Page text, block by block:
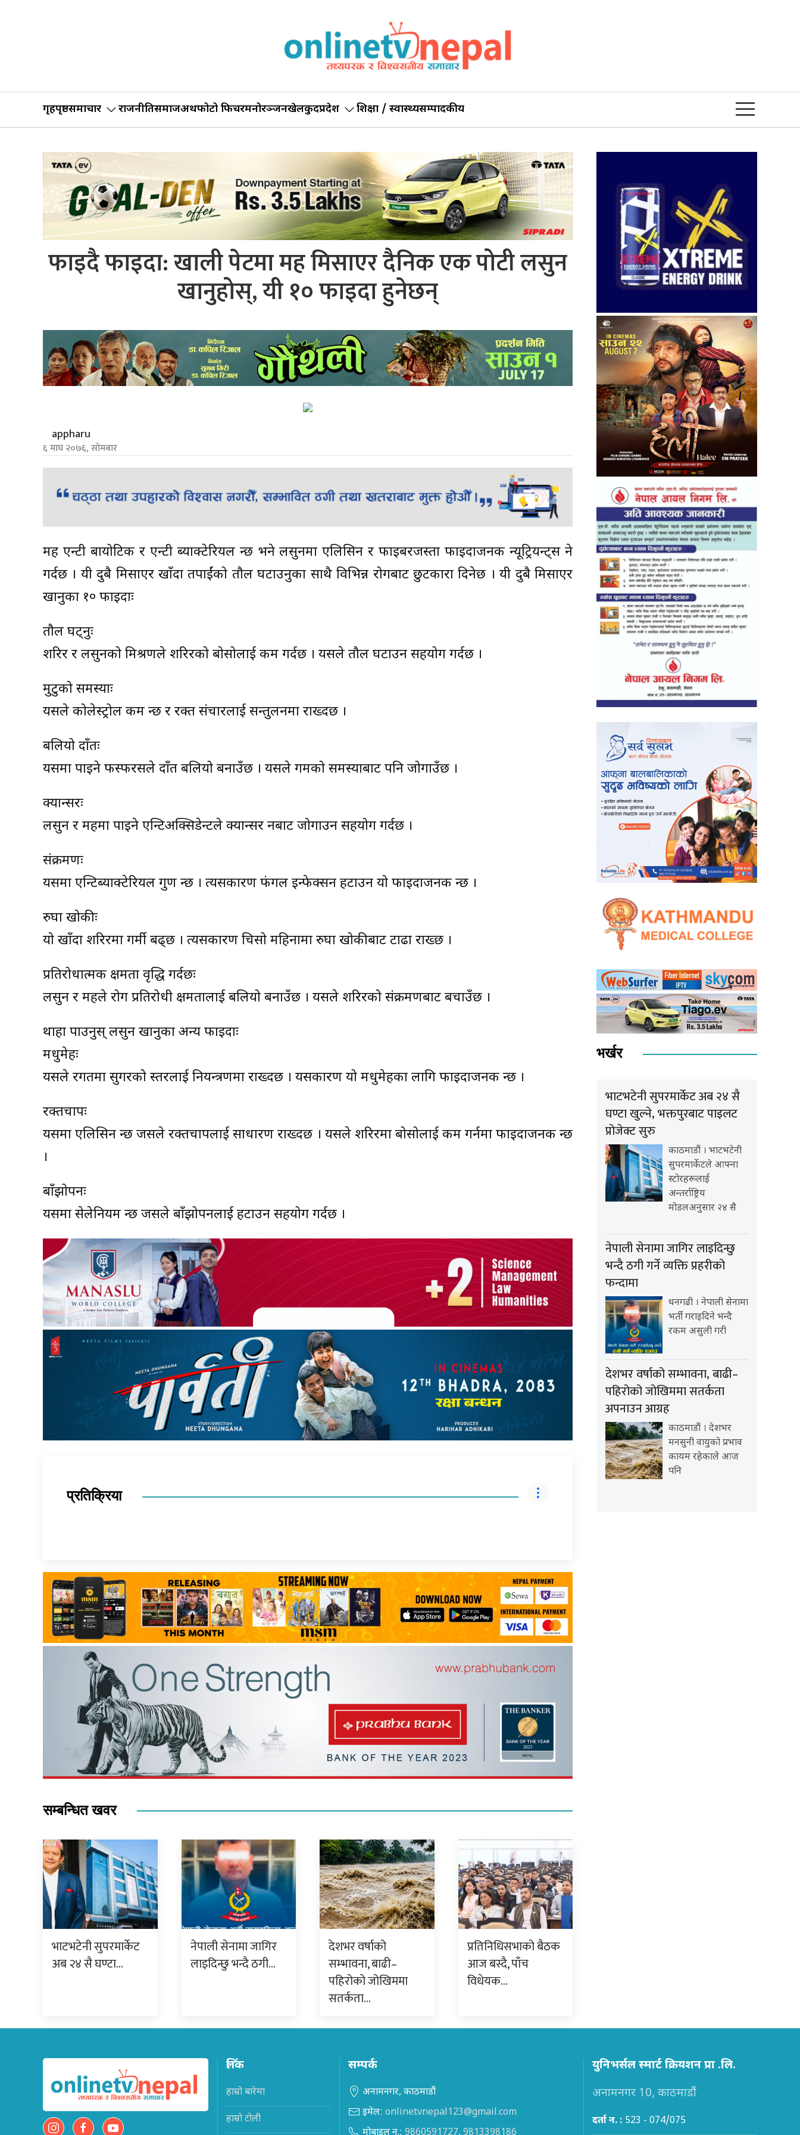
गृहपृष्ठसमाचार राजनीतिसमाजअर्थफोटो फिचरमनोरञ्जनखेलकुदप्रदेश शिक्षा / स्वास्थ्यसम्पादकीय
फाइदै फाइदा: खाली पेटमा मह मिसाएर दैनिक एक पोटी लसुन
खानुहोस्, यी १० फाइदा हुनेछन्
appharu
६ माघ २०७६, सोमबार
मह एन्टी बायोटिक र एन्टी ब्याक्टेरियल हुन्छ भने लसुनमा एलिसिन र फाइबरजस्ता फाइदाजनक न्यूट्रियन्ट्स हुने
गर्दछ । यी दुबै मिसाएर खाँदा तपाईंको तौल घटाउनुका साथै विभिन्न रोगबाट छुटकारा दिनेछ । यी दुबै मिसाएर
खानुका १० फाइदाः
तौल घट्नुः
शरिर र लसुनको मिश्रणले शरिरको बोसोलाई कम गर्दछ । यसले तौल घटाउन सहयोग गर्दछ ।
मुटुको समस्याः
यसले कोलेस्ट्रोल कम हुन्छ र रक्त संचारलाई सन्तुलनमा राख्दछ ।
बलियो दाँतः
यसमा पाइने फस्फरसले दाँत बलियो बनाउँछ । यसले गमको समस्याबाट पनि जोगाउँछ ।
क्यान्सरः
लसुन र महमा पाइने एन्टिअक्सिडेन्टले क्यान्सर हुनबाट जोगाउन सहयोग गर्दछ ।
संक्रमणः
यसमा एन्टिब्याक्टेरियल गुण हुन्छ । त्यसकारण फंगल इन्फेक्सन हटाउन यो फाइदाजनक हुन्छ ।
रुघा खोकीः
यो खाँदा शरिरमा गर्मी बढ्छ । त्यसकारण चिसो महिनामा रुघा खोकीबाट टाढा राख्छ ।
प्रतिरोधात्मक क्षमता वृद्धि गर्दछः
लसुन र महले रोग प्रतिरोधी क्षमतालाई बलियो बनाउँछ । यसले शरिरको संक्रमणबाट बचाउँछ ।
थाहा पाउनुस् लसुन खानुका अन्य फाइदाः
मधुमेहः
यसले रगतमा सुगरको स्तरलाई नियन्त्रणमा राख्दछ । यसकारण यो मधुमेहका लागि फाइदाजनक हुन्छ ।
रक्तचापः
यसमा एलिसिन हुन्छ जसले रक्तचापलाई साधारण राख्दछ । यसले शरिरमा बोसोलाई कम गर्नमा फाइदाजनक हुन्छ
।
बाँझोपनः
यसमा सेलेनियम हुन्छ जसले बाँझोपनलाई हटाउन सहयोग गर्दछ ।
प्रतिक्रिया
सम्बन्धित खवर
भाटभटेनी सुपरमार्केट
अब २४ सै घण्टा…
नेपाली सेनामा जागिर
लाइदिन्छु भन्दै ठगी…
देशभर वर्षाको
सम्भावना, बाढी–
पहिरोको जोखिममा
सतर्कता…
प्रतिनिधिसभाको बैठक
आज बस्दै, पाँच
विधेयक…
भर्खर
भाटभटेनी सुपरमार्केट अब २४ सै
घण्टा खुल्ने, भक्तपुरबाट पाइलट
प्रोजेक्ट सुरु
काठमाडौं । भाटभटेनी
सुपरमार्केटले आफ्ना
स्टोरहरूलाई
अन्तर्राष्ट्रिय
मोडलअनुसार २४ सै
नेपाली सेनामा जागिर लाइदिन्छु
भन्दै ठगी गर्ने व्यक्ति प्रहरीको
फन्दामा
धनगढी । नेपाली सेनामा
भर्ती गराइदिने भन्दै
रकम असुली गरी
देशभर वर्षाको सम्भावना, बाढी–
पहिरोको जोखिममा सतर्कता
अपनाउन आग्रह
काठमाडौं । देशभर
मनसुनी वायुको प्रभाव
कायम रहेकाले आज
पनि
लिंक
हाम्रो बारेमा
हाम्रो टोली
सम्पर्क
अनामनगर, काठमाडौं
इमेल: onlinetvnepal123@gmail.com
युनिभर्सल स्मार्ट क्रियशन प्रा .लि.
अनामनगर 10, काठमाडौं
दर्ता न. : 523 - 074/075